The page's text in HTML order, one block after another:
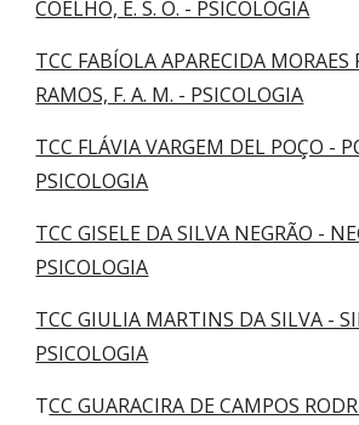
COELHO, E. S. O. - PSICOLOGIA
TCC FABÍOLA APARECIDA MORAES
RAMOS, F. A. M. - PSICOLOGIA
TCC FLÁVIA VARGEM DEL POÇO -
PSICOLOGIA
TCC GISELE DA SILVA NEGRÃO -
PSICOLOGIA
TCC GIULIA MARTINS DA SILVA -
PSICOLOGIA
TCC GUARACIRA DE CAMPOS